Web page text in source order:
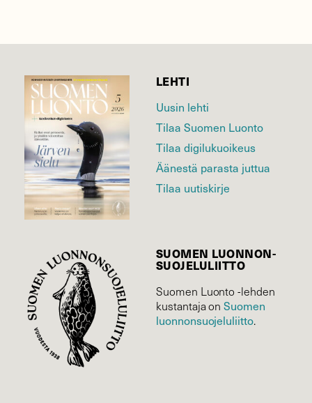
LEHTI
Uusin lehti
Tilaa Suomen Luonto
Tilaa digilukuoikeus
Äänestä parasta juttua
Tilaa uutiskirje
SUOMEN LUONNON­
SUOJELU­LIITTO
Suomen Luonto -lehden
kustantaja onSuomen
luonnonsuojelu­liitto.